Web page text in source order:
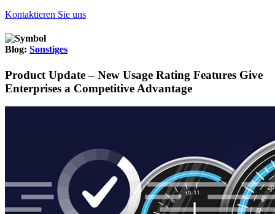
Kontaktieren Sie uns
Blog: Sonstiges
Product Update – New Usage Rating Features Give
Enterprises a Competitive Advantage